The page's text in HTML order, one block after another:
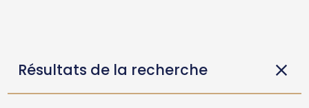
Résultats de la recherche